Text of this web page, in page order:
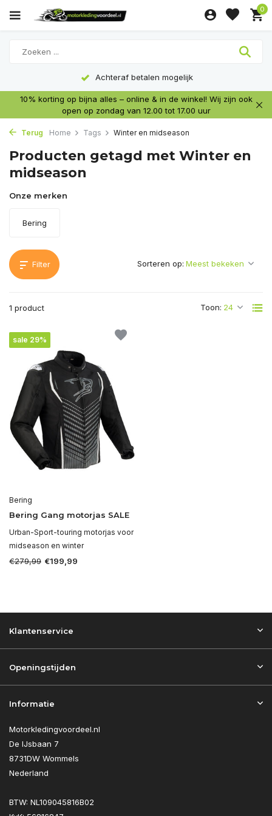
0
Achteraf betalen mogelijk
10% korting op bijna alles – online & in de winkel! Wij zijn ook
open op zondag van 12.00 tot 17.00 uur
Terug Home Tags Winter en midseason
Producten getagd met Winter en
midseason
Onze merken
Bering
Filter
1 product Toon:
Sorteren op:
sale 29%
Bering
Bering Gang motorjas SALE
Urban-Sport-touring motorjas voor
midseason en winter
€279,99 €199,99
Klantenservice
Openingstijden
Informatie
Motorkledingvoordeel.nl
De IJsbaan 7
8731DW Wommels
Nederland
BTW: NL109045816B02